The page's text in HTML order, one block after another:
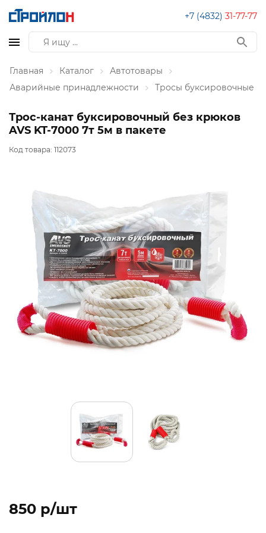
+7 (4832) 31-77-77
Главная Каталог
Автотовары
Аварийные принадлежности
Тросы буксировочные
Трос-канат буксировочный без крюков
AVS KT-7000 7т 5м в пакете
Код товара: 112073
850 p/шт